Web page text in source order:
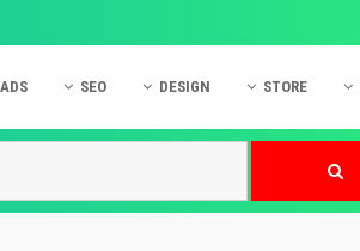
SEO DESIGN STORE